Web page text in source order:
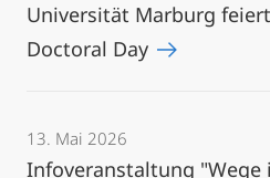
Universität Marburg
Doctoral Day
13. Mai 2026
Infoveranstaltung